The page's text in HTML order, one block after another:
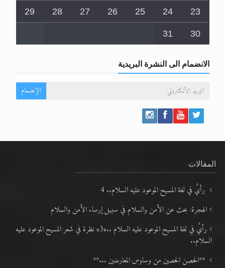
23
24
25
26
27
28
29
30
31
الانضمام الى النشرة البريدية
الإنضمام
المقالات
رأيٌ في لغة المسيح الموعود عليه السلام.. 4
الهجرة: بحث عن الأمن والسلام في سبيل إرساء الأمن والسلام
رأيٌ في لغة المسيح الموعود عليه السلام ..«3» نظرة في شعر المسيح الموعود عليه
السلام..
**الحصن الحصين من وساوس المعارضين ...**